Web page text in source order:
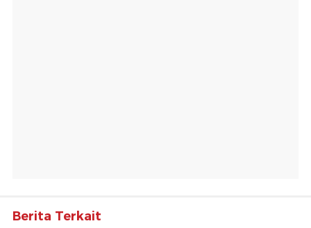
Berita Terkait